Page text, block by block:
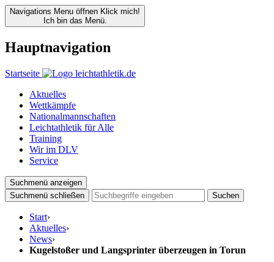
Navigations Menu öffnen Klick mich!
Ich bin das Menü.
Hauptnavigation
Startseite
Aktuelles
Wettkämpfe
Nationalmannschaften
Leichtathletik für Alle
Training
Wir im DLV
Service
Suchmenü anzeigen
Suchmenü schließen
Suchen
Start›
Aktuelles›
News›
Kugelstoßer und Langsprinter überzeugen in Torun